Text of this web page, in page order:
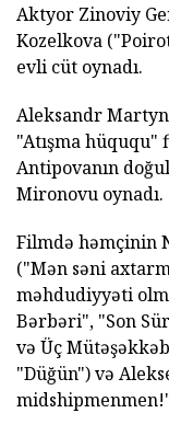
Aktyor Zinoviy
Kozelkova
evli cüt oynadı.
Aleksandr
"Atışma
Antipovanın
Mironovu oynadı.
Filmdə həmçinin
("Mən səni
məhdudiyyəti
Bərbəri", "Son
və Üç
"Düğün") və